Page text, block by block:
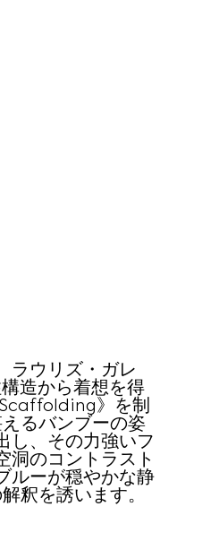
ラウリズ・ガレ
造から着想を得
》を制
るバンブーの姿
し、その力強いフ
洞のコントラスト
ルーが穏やかな静
釈を誘います。